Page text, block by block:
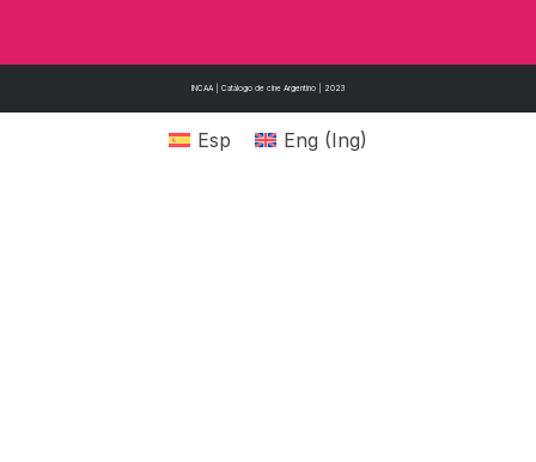
INCAA | Catálogo de cine Argentino | 2023
Esp Eng (Ing)